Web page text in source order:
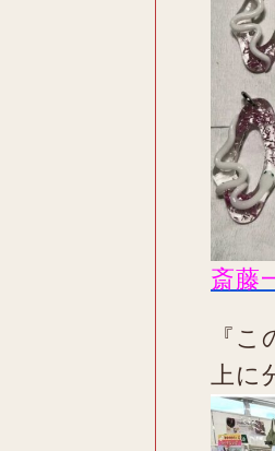
斎藤
『
上